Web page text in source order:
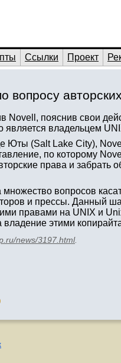
Ссылки Проект
вопросу
Novell, пояснив свои
является владельцем
Юты (Salt Lake City),
по которому
права и забрать
вопросов
и прессы. Данный
правами на UNIX и
владение этими
news/3197.html.